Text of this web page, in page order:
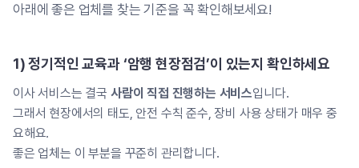
아래에 좋은 업체를 찾는 기준을 꼭 확인해보세요!
1) 정기적인 교육과 ‘암행 현장점검’이 있는지 확인하세요
이사 서비스는 결국 사람이 직접 진행하는 서비스입니다.
그래서 현장에서의 태도, 안전 수칙 준수, 장비 사용 상태가 매우 중
요해요.
좋은 업체는 이 부분을 꾸준히 관리합니다.